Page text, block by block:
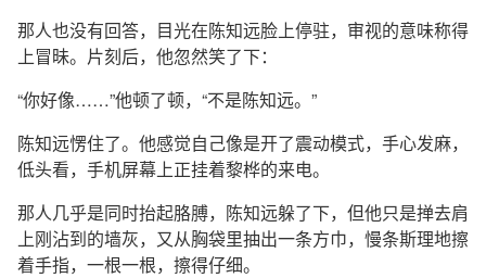
那人也没有回答，目光在陈知远脸上停驻，审视的意味称得
上冒昧。片刻后，他忽然笑了下：
“你好像……”他顿了顿，“不是陈知远。”
陈知远愣住了。他感觉自己像是开了震动模式，手心发麻，
低头看，手机屏幕上正挂着黎桦的来电。
那人几乎是同时抬起胳膊，陈知远躲了下，但他只是掸去肩
上刚沾到的墙灰，又从胸袋里抽出一条方巾，慢条斯理地擦
着手指，一根一根，擦得仔细。